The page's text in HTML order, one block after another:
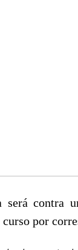
será contra
por